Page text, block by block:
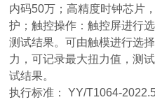
内码50万；高精度时钟芯片
护；触控操作：触控屏进行
测试结果。可由触模进行选
力，可记录最大扭力值，测
试结果。
执行标准： YY/T1064-